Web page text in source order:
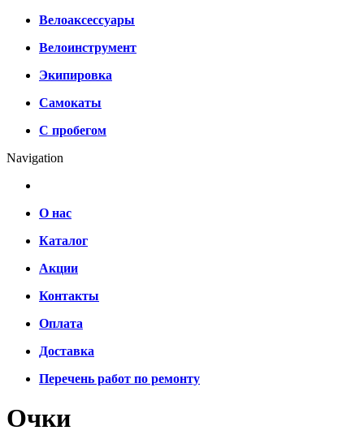
Велоаксессуары
Велоинструмент
Экипировка
Самокаты
С пробегом
Navigation
О нас
Каталог
Акции
Контакты
Оплата
Доставка
Перечень работ по ремонту
Очки